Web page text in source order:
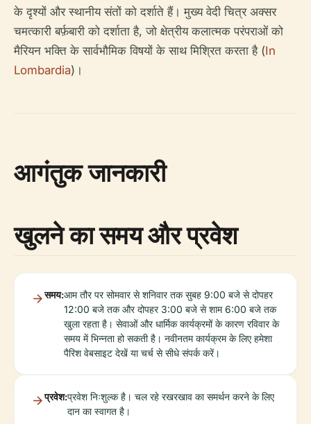
के दृश्यों और स्थानीय संतों को दर्शाते हैं। मुख्य वेदी चित्र अक्सर
चमत्कारी बर्फ़बारी को दर्शाता है, जो क्षेत्रीय कलात्मक परंपराओं को
मैरियन भक्ति के सार्वभौमिक विषयों के साथ मिश्रित करता है (In
Lombardia)।
आगंतुक जानकारी
खुलने का समय और प्रवेश
समय:आम तौर पर सोमवार से शनिवार तक सुबह 9:00 बजे से दोपहर
12:00 बजे तक और दोपहर 3:00 बजे से शाम 6:00 बजे तक
खुला रहता है। सेवाओं और धार्मिक कार्यक्रमों के कारण रविवार के
समय में भिन्नता हो सकती है। नवीनतम कार्यक्रम के लिए हमेशा
पैरिश वेबसाइट देखें या चर्च से सीधे संपर्क करें।
प्रवेश:प्रवेश निःशुल्क है। चल रहे रखरखाव का समर्थन करने के लिए
दान का स्वागत है।